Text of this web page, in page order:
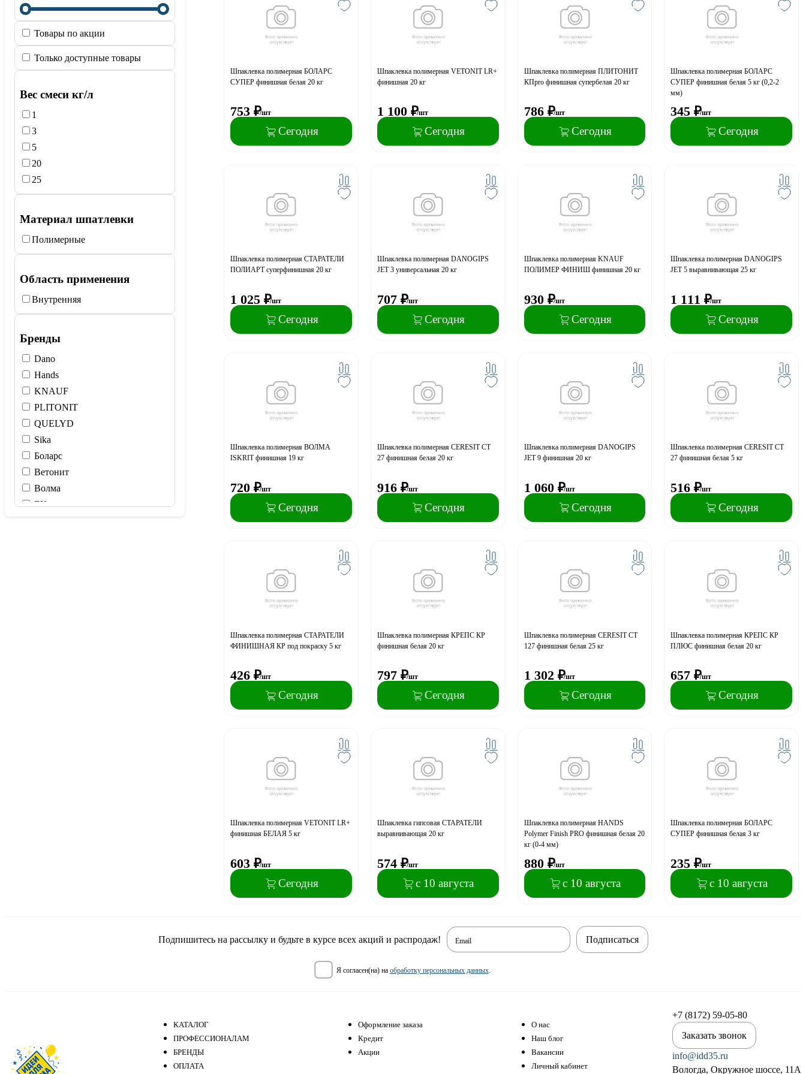
Товары по акции
Только доступные товары
Вес смеси кг/л
1
3
5
20
25
Материал шпатлевки
Полимерные
Область применения
Внутренняя
Бренды
Dano
Hands
KNAUF
PLITONIT
QUELYD
Sika
Боларс
Ветонит
Волма
ЕК
Шпаклевка полимерная БОЛАРС
СУПЕР финишная белая 20 кг
753 ₽/шт
Сегодня
Шпаклевка полимерная VETONIT LR+
финишная 20 кг
1 100 ₽/шт
Сегодня
Шпаклевка полимерная ПЛИТОНИТ
КПpro финишная супербелая 20 кг
786 ₽/шт
Сегодня
Шпаклевка полимерная БОЛАРС
СУПЕР финишная белая 5 кг (0,2-2
мм)
345 ₽/шт
Сегодня
Шпаклевка полимерная СТАРАТЕЛИ
ПОЛИАРТ суперфинишная 20 кг
1 025 ₽/шт
Сегодня
Шпаклевка полимерная DANOGIPS
JET 3 универсальная 20 кг
707 ₽/шт
Сегодня
Шпаклевка полимерная KNAUF
ПОЛИМЕР ФИНИШ финишная 20 кг
930 ₽/шт
Сегодня
Шпаклевка полимерная DANOGIPS
JET 5 выравнивающая 25 кг
1 111 ₽/шт
Сегодня
Шпаклевка полимерная ВОЛМА
ISKRIT финишная 19 кг
720 ₽/шт
Сегодня
Шпаклевка полимерная CERESIT CТ
27 финишная белая 20 кг
916 ₽/шт
Сегодня
Шпаклевка полимерная DANOGIPS
JET 9 финишная 20 кг
1 060 ₽/шт
Сегодня
Шпаклевка полимерная CERESIT CТ
27 финишная белая 5 кг
516 ₽/шт
Сегодня
Шпаклевка полимерная СТАРАТЕЛИ
ФИНИШНАЯ КР под покраску 5 кг
426 ₽/шт
Сегодня
Шпаклевка полимерная КРЕПС КР
финишная белая 20 кг
797 ₽/шт
Сегодня
Шпаклевка полимерная CERESIT CТ
127 финишная белая 25 кг
1 302 ₽/шт
Сегодня
Шпаклевка полимерная КРЕПС КР
ПЛЮС финишная белая 20 кг
657 ₽/шт
Сегодня
Шпаклевка полимерная VETONIT LR+
финишная БЕЛАЯ 5 кг
603 ₽/шт
Сегодня
Шпаклевка гипсовая СТАРАТЕЛИ
выравнивающая 20 кг
574 ₽/шт
с 10 августа
Шпаклевка полимерная HANDS
Polymer Finish PRO финишная белая 20
кг (0-4 мм)
880 ₽/шт
с 10 августа
Шпаклевка полимерная БОЛАРС
СУПЕР финишная белая 3 кг
235 ₽/шт
с 10 августа
Подпишитесь на рассылку и будьте в курсе всех акций и распродаж! Email
я согласен(на) на обработку персональных данных.
Подписаться
КАТАЛОГ
ПРОФЕССИОНАЛАМ
БРЕНДЫ
ОПЛАТА
Оформление заказа
Кредит
Акции
О нас
Наш блог
Вакансии
Личный кабинет
+7 (8172) 59-05-80
Заказать звонок
info@idd35.ru
Вологда, Окружное шоссе, 11А